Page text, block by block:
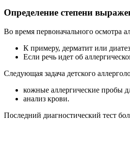
Определение степени
Во время первоначального осмотра
К примеру, дерматит или
Если речь идет об
Следующая задача детского
кожные аллергические пробы
анализ крови.
Последний диагностический тест